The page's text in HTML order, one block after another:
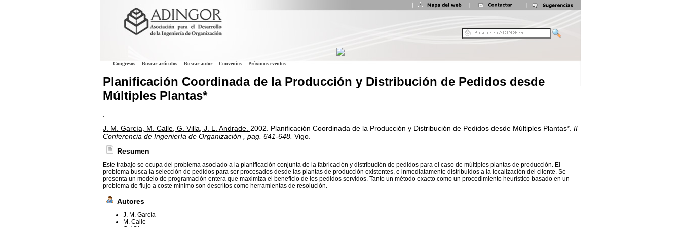
Congresos Buscar artículos Buscar autor Convenios Próximos eventos
Planificación Coordinada de la Producción y Distribución de Pedidos desde
Múltiples Plantas*
.
J. M. García, M. Calle, G. Villa, J. L. Andrade. 2002. Planificación Coordinada de la Producción y Distribución de Pedidos desde Múltiples Plantas*. II
Conferencia de Ingeniería de Organización
, pag. 641-648. Vigo.
Resumen
Este trabajo se ocupa del problema asociado a la planificación conjunta de la fabricación y distribución de pedidos para el caso de múltiples plantas de producción. El
problema busca la selección de pedidos para ser procesados desde las plantas de producción existentes, e inmediatamente distribuidos a la localización del cliente. Se
presenta un modelo de programación entera que maximiza el beneficio de los pedidos servidos. Tanto un método exacto como un procedimiento heurístico basado en un
problema de flujo a coste mínimo son descritos como herramientas de resolución.
Autores
J. M. García
M. Calle